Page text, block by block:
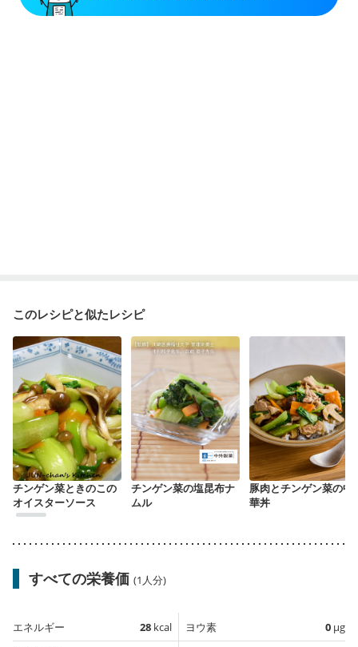
このレシピと似たレシピ
チンゲン菜ときのこの
オイスターソース
チンゲン菜の塩昆布ナ
ムル
豚肉とチンゲン菜の中
華丼
すべての栄養価 (1人分)
エネルギー 28 kcal
ヨウ素 0 µg